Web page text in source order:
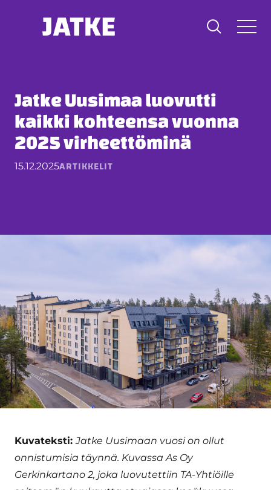
Jatke Uusimaa luovutti
kaikki kohteensa vuonna
2025 virheettöminä
15.12.2025ARTIKKELIT
Kuvateksti:Jatke Uusimaan vuosi on ollut
onnistumisia täynnä. Kuvassa As Oy
Gerkinkartano 2, joka luovutettiin TA-Yhtiöille